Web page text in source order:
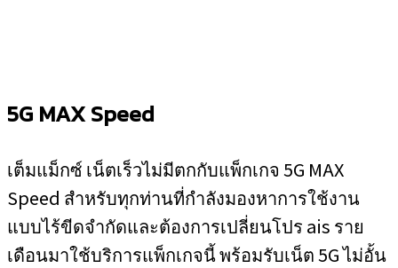
5G MAX Speed
เต็มแม็กซ์ เน็ตเร็วไม่มีตกกับแพ็กเกจ 5G MAX
Speed สำหรับทุกท่านที่กำลังมองหาการใช้งาน
แบบไร้ขีดจำกัดและต้องการเปลี่ยนโปร ais ราย
เดือนมาใช้บริการแพ็กเกจนี้ พร้อมรับเน็ต 5G ไม่อั้น